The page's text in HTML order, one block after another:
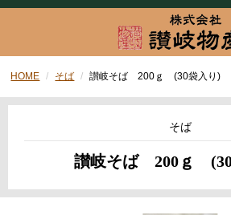
HOME そば 讃岐そば 200ｇ (30袋入り)
そば
讃岐そば 200ｇ